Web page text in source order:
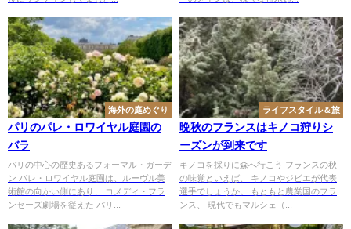
海外の庭めぐり
パリのパレ・ロワイヤル庭園の
バラ
パリの中心の歴史あるフォーマル・ガーデ
ン パレ・ロワイヤル庭園は、ルーヴル美
術館の向かい側にあり、 コメディ・フラ
ンセーズ劇場を従えた パリ...
ライフスタイル＆旅
晩秋のフランスはキノコ狩りシ
ーズンが到来です
キノコを採りに森へ行こう フランスの秋
の味覚といえば、 キノコやジビエが代表
選手でしょうか。 もともと農業国のフラ
ンス、 現代でもマルシェ（...